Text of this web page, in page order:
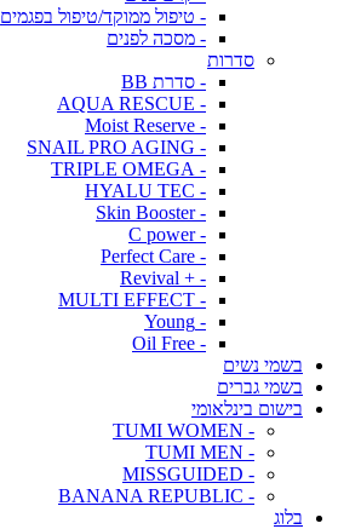
- טיפול ממוקד/טיפול בפגמים
- מסכה לפנים
סדרות
- סדרת BB
- AQUA RESCUE
- Moist Reserve
- SNAIL PRO AGING
- TRIPLE OMEGA
- HYALU TEC
- Skin Booster
- C power
- Perfect Care
- + Revival
- MULTI EFFECT
- Young
- Oil Free
בשמי נשים
בשמי גברים
בישום בינלאומי
- TUMI WOMEN
- TUMI MEN
- MISSGUIDED
- BANANA REPUBLIC
בלוג